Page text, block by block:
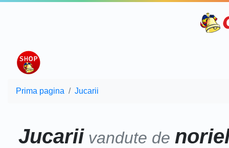
Prima pagina Jucarii
Jucarii vandute de